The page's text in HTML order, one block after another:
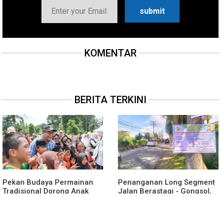
KOMENTAR
BERITA TERKINI
Pekan Budaya Permainan
Tradisional Dorong Anak
Penanganan Long Segment
Jalan Berastagi - Gongsol,